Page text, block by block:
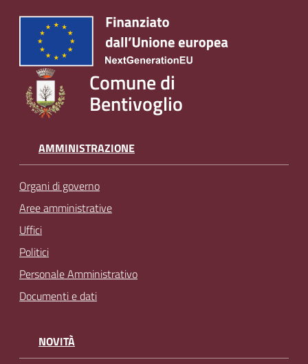
Comune di
Bentivoglio
AMMINISTRAZIONE
Organi di governo
Aree amministrative
Uffici
Politici
Personale Amministrativo
Documenti e dati
NOVITÀ